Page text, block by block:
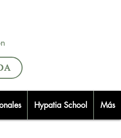
Hypatia School Más